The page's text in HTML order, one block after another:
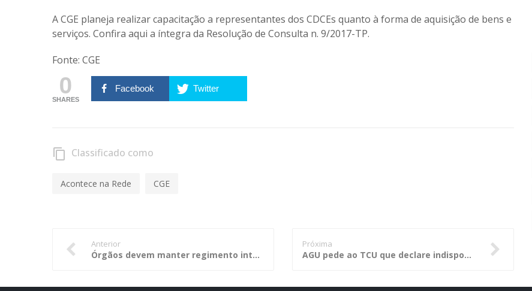
A CGE planeja realizar capacitação a representantes dos CDCEs quanto à forma de aquisição de bens e
serviços. Confira aqui a íntegra da Resolução de Consulta n. 9/2017-TP.
Fonte: CGE
0
SHARES
Facebook Twitter
content_copy Classificado como
Acontece na Rede CGE
Anterior
Órgãos devem manter regimento interno atualizado, alerta CGE
Próxima
AGU pede ao TCU que declare indisponíveis bens da JBS e de responsáveis pela empresa